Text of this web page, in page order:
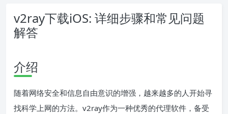
v2ray下载iOS: 详细步骤和常见问题
解答
介绍
随着网络安全和信息自由意识的增强，越来越多的人开始寻
找科学上网的方法。v2ray作为一种优秀的代理软件，备受